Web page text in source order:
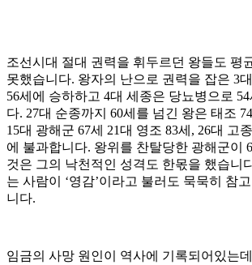
조선시대 절대 권력을 휘두르던 왕들도 평
못했습니다. 왕자의 난으로 권력을 잡은 3
56세에 승하하고 4대 세종은 당뇨병으로
다. 27대 순종까지 60세를 넘긴 왕은 태조
15대 광해군 67세 21대 영조 83세, 26대 고
에 불과합니다. 왕위를 찬탈당한 광해군이
것은 그의 낙천적인 성격도 한몫을 했습니
는 사람이 ‘영감’이라고 불러도 묵묵히 참
니다.
임금의 사망 원인이 역사에 기록되어있는